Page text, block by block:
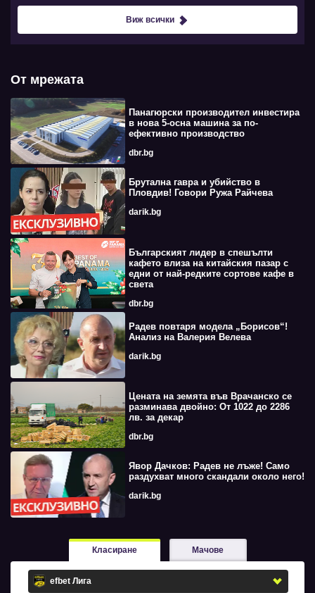
Виж всички
От мрежата
Панагюрски производител инвестира
в нова 5-осна машина за по-
ефективно производство
dbr.bg
Брутална гавра и убийство в
Пловдив! Говори Ружа Райчева
darik.bg
Българският лидер в спешълти
кафето влиза на китайския пазар с
едни от най-редките сортове кафе в
света
dbr.bg
Радев повтаря модела „Борисов“!
Анализ на Валерия Велева
darik.bg
Цената на земята във Врачанско се
разминава двойно: От 1022 до 2286
лв. за декар
dbr.bg
Явор Дачков: Радев не лъже! Само
раздухват много скандали около него!
darik.bg
Класиране Мачове